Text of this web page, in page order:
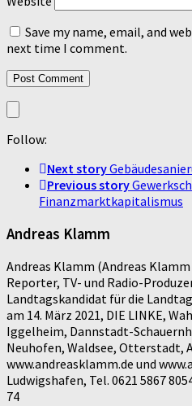
Save my name, email, and
next time I comment.
Follow:
Next story
Previous story
Finanzmarktkapitalismus
Andreas Klamm
Andreas Klamm (Andreas
Reporter, TV- und Radio-
Landtagskandidat für die
am 14. März 2021, DIE LINKE,
Iggelheim, Dannstadt-
Neuhofen, Waldsee, Otterstadt,
www.andreasklamm.de und
Ludwigshafen, Tel. 0621 5867
74